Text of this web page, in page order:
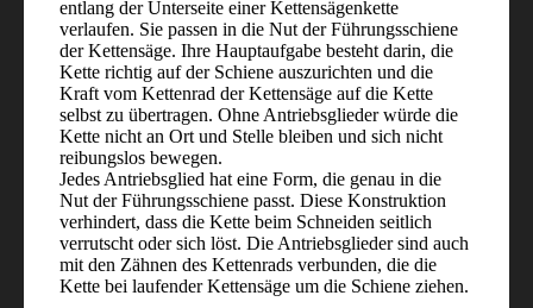
entlang der Unterseite einer Kettensägenkette
verlaufen. Sie passen in die Nut der Führungsschiene
der Kettensäge. Ihre Hauptaufgabe besteht darin, die
Kette richtig auf der Schiene auszurichten und die
Kraft vom Kettenrad der Kettensäge auf die Kette
selbst zu übertragen. Ohne Antriebsglieder würde die
Kette nicht an Ort und Stelle bleiben und sich nicht
reibungslos bewegen.
Jedes Antriebsglied hat eine Form, die genau in die
Nut der Führungsschiene passt. Diese Konstruktion
verhindert, dass die Kette beim Schneiden seitlich
verrutscht oder sich löst. Die Antriebsglieder sind auch
mit den Zähnen des Kettenrads verbunden, die die
Kette bei laufender Kettensäge um die Schiene ziehen.